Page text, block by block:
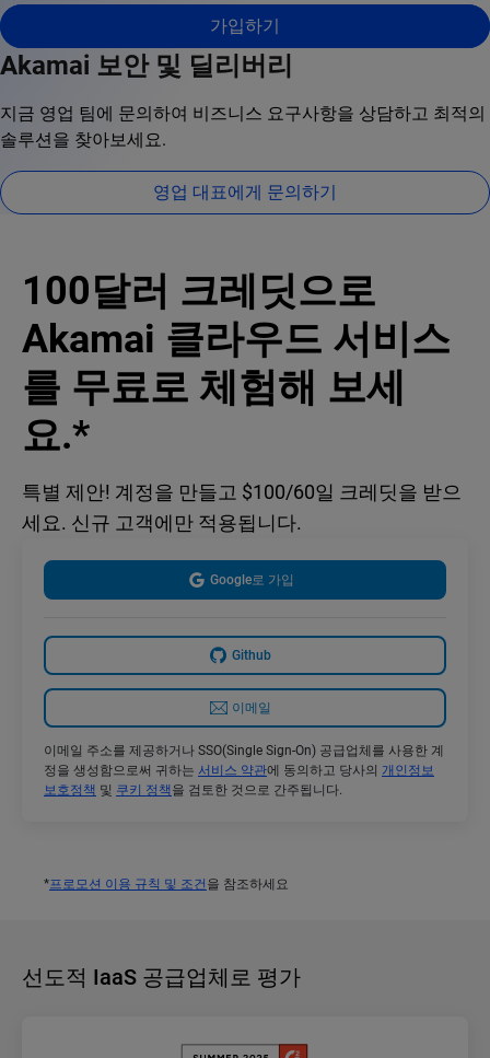
가입하기
Akamai 보안 및 딜리버리
지금 영업 팀에 문의하여 비즈니스 요구사항을 상담하고 최적의
솔루션을 찾아보세요.
영업 대표에게 문의하기
100달러 크레딧으로
Akamai 클라우드 서비스
를 무료로 체험해 보세
요.*
특별 제안! 계정을 만들고 $100/60일 크레딧을 받으
세요. 신규 고객에만 적용됩니다.
Google로 가입
Github
이메일
이메일 주소를 제공하거나 SSO(Single Sign-On) 공급업체를 사용한 계
정을 생성함으로써 귀하는 서비스 약관에 동의하고 당사의 개인정보
보호정책 및 쿠키 정책 을 검토한 것으로 간주됩니다.
*프로모션 이용 규칙 및 조건 을 참조하세요
선도적 IaaS 공급업체로 평가